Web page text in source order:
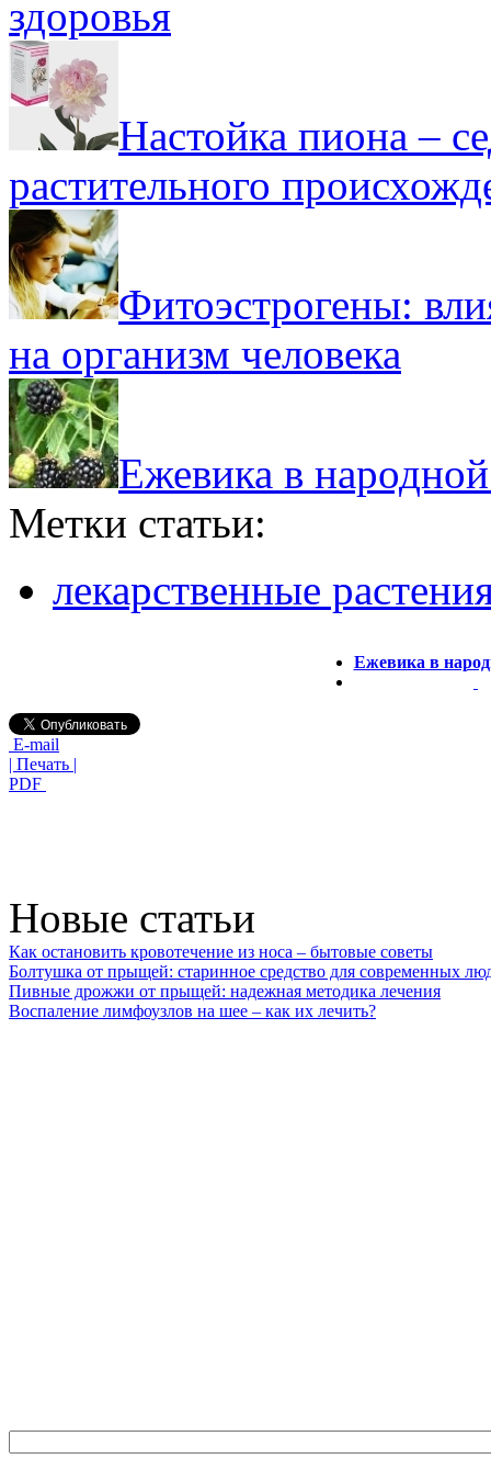
здоровья
Настойка пиона –
растительного
Фитоэстрогены:
на организм человека
Ежевика в
Метки статьи:
лекарственные
Ежевика в
E-mail
| Печать |
PDF
Новые статьи
Как остановить кровотечение из носа – бытовые советы
Болтушка от прыщей: старинное средство для современных
Пивные дрожжи от прыщей: надежная методика лечения
Воспаление лимфоузлов на шее – как их лечить?